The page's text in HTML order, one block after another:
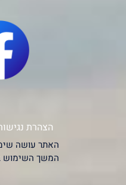
הצהרת
המשך השימוש